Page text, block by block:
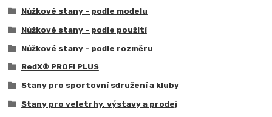
Nůžkové stany - podle modelu
Nůžkové stany - podle použití
Nůžkové stany - podle rozměru
RedX® PROFI PLUS
Stany pro sportovní sdružení a kluby
Stany pro veletrhy, výstavy a prodej